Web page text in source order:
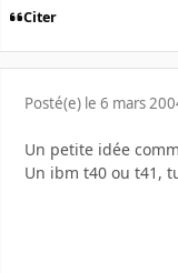
Citer
Posté(e) le 6 mars
Un petite idée
Un ibm t40 ou t41,